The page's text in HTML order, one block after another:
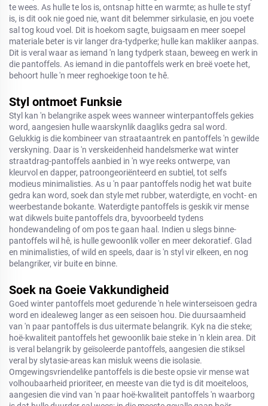
te wees. As hulle te los is, ontsnap hitte en warmte; as hulle te styf
is, is dit ook nie goed nie, want dit belemmer sirkulasie, en jou voete
sal tog koud voel. Dit is hoekom sagte, buigsaam en meer soepel
materiale beter is vir langer dra-tydperke; hulle kan makliker aanpas.
Dit is veral waar as iemand 'n lang tydperk staan, beweeg en werk in
die pantoffels. As iemand in die pantoffels werk en breë voete het,
behoort hulle 'n meer reghoekige toon te hê.
Styl ontmoet Funksie
Styl kan 'n belangrike aspek wees wanneer winterpantoffels gekies
word, aangesien hulle waarskynlik daagliks gedra sal word.
Gelukkig is die kombineer van straataantrek en pantoffels 'n gewilde
verskyning. Daar is 'n verskeidenheid handelsmerke wat winter
straatdrag-pantoffels aanbied in 'n wye reeks ontwerpe, van
kleurvol en dapper, patroongeoriënteerd en subtiel, tot selfs
modieus minimalisties. As u 'n paar pantoffels nodig het wat buite
gedra kan word, soek dan style met rubber, waterdigte, en vocht- en
weerbestande bokante. Waterdigte pantoffels is geskik vir mense
wat dikwels buite pantoffels dra, byvoorbeeld tydens
hondewandeling of om pos te gaan haal. Indien u slegs binne-
pantoffels wil hê, is hulle gewoonlik voller en meer dekoratief. Glad
en minimalisties, of wild en speels, daar is 'n styl vir elkeen, en nog
belangriker, vir buite en binne.
Soek na Goeie Vakkundigheid
Goed winter pantoffels moet gedurende 'n hele winterseisoen gedra
word en idealeweg langer as een seisoen hou. Die duursaamheid
van 'n paar pantoffels is dus uitermate belangrik. Kyk na die steke;
hoë-kwaliteit pantoffels het gewoonlik baie steke in 'n klein area. Dit
is veral belangrik by geïsoleerde pantoffels, aangesien die stiksel
veral by slytasie-areas kan misluk weens die isolasie.
Omgewingsvriendelike pantoffels is die beste opsie vir mense wat
volhoubaarheid prioriteer, en meeste van die tyd is dit moeiteloos,
aangesien die vind van 'n paar hoë-kwaliteit pantoffels 'n waarborg